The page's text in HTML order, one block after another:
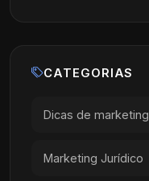
CATEGORIAS
Dicas de marketing
Marketing Jurídico